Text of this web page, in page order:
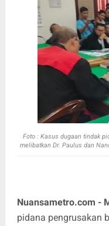
Foto : Kasus dugaan tindak
melibatkan Dr. Paulus dan
Nuansametro.com -
pidana pengrusakan